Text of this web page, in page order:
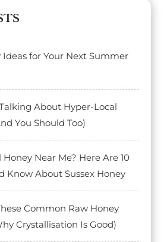
Ideas for Your Next Summer
About Hyper-Local
You Should Too)
Near Me? Here Are 10
Know About Sussex Honey
Common Raw Honey
Crystallisation Is Good)